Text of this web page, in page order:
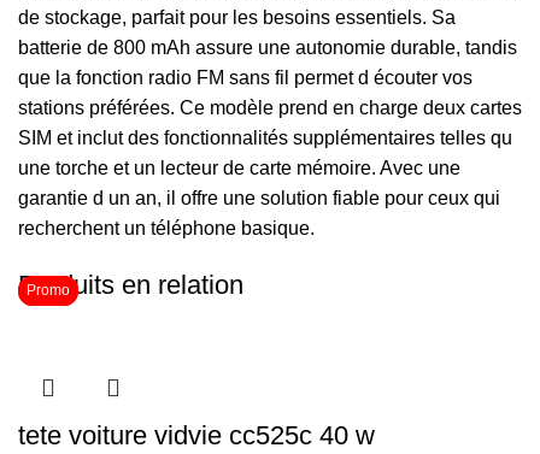
de stockage, parfait pour les besoins essentiels. Sa
batterie de 800 mAh assure une autonomie durable, tandis
que la fonction radio FM sans fil permet d écouter vos
stations préférées. Ce modèle prend en charge deux cartes
SIM et inclut des fonctionnalités supplémentaires telles qu
une torche et un lecteur de carte mémoire. Avec une
garantie d un an, il offre une solution fiable pour ceux qui
recherchent un téléphone basique.
Produits en relation
tete voiture vidvie cc525c 40 w
Promo
Promo